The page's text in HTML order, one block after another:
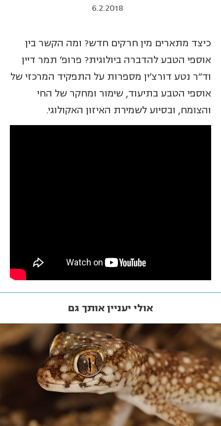
6.2.2018
כיצד מתארים מין חרקים חדש? ומה הקשר בין
אוספי הטבע להדברה ביולוגית? פרופ' תמר דיין
וד"ר נטע דורצ'ין מספרות על התפקיד המרכזי של
אוספי הטבע בתיעוד, שימור ומחקר של החי
והצומח, ובסיוע לשמירת האיזון האקולוגי.
אולי יעניין אותך גם